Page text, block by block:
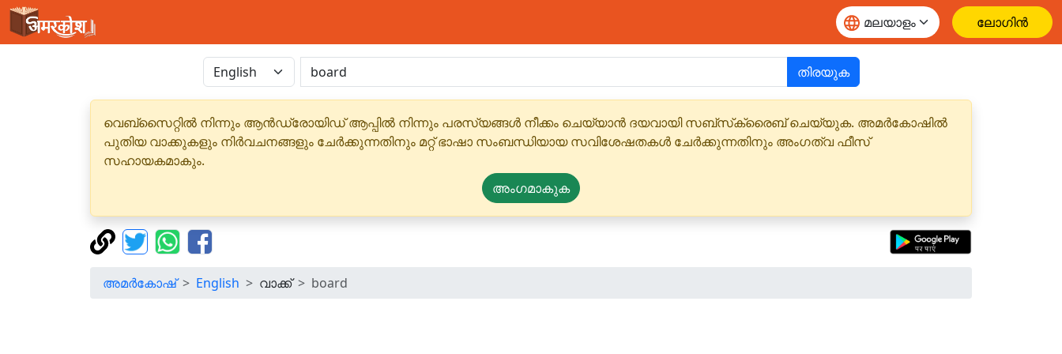
ലോഗിൻ
തിരയുക
വെബ്‌സൈറ്റിൽ നിന്നും ആൻഡ്രോയിഡ് ആപ്പിൽ നിന്നും പരസ്യങ്ങൾ നീക്കം ചെയ്യാൻ ദയവായി സബ്‌സ്‌ക്രൈബ് ചെയ്യുക. അമർകോഷിൽ
പുതിയ വാക്കുകളും നിർവചനങ്ങളും ചേർക്കുന്നതിനും മറ്റ് ഭാഷാ സംബന്ധിയായ സവിശേഷതകൾ ചേർക്കുന്നതിനും അംഗത്വ ഫീസ്
സഹായകമാകും.
അംഗമാകുക
അമർകോഷ് English വാക്ക് board